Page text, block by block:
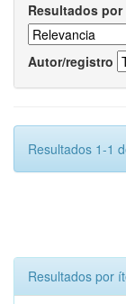
Resultados
Autor/registro
Resultados 1-1
Resultados por